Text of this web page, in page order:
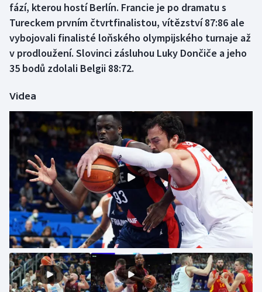
Curling
Dostihy
Florbal
Futsal
Golf
Gymnastika
Házená
Jezdectví
Judo
Krasobruslení
fází, kterou hostí Berlín. Francie je po dramatu s
Tureckem prvním čtvrtfinalistou, vítězství 87:86 ale
vybojovali finalisté loňského olympijského turnaje až
v prodloužení. Slovinci zásluhou Luky Dončiče a jeho
35 bodů zdolali Belgii 88:72.
Videa